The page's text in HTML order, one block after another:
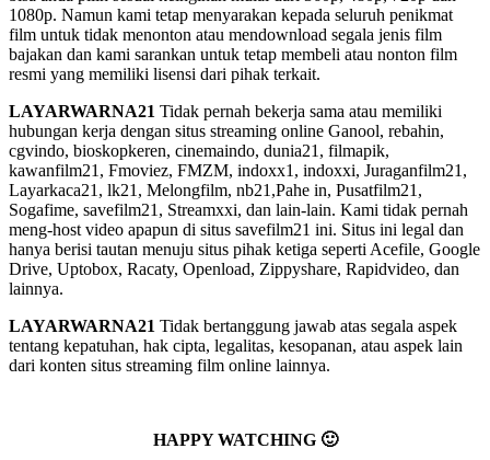
1080p. Namun kami tetap menyarakan kepada seluruh penikmat
film untuk tidak menonton atau mendownload segala jenis film
bajakan dan kami sarankan untuk tetap membeli atau nonton film
resmi yang memiliki lisensi dari pihak terkait.
LAYARWARNA21 Tidak pernah bekerja sama atau memiliki
hubungan kerja dengan situs streaming online Ganool, rebahin,
cgvindo, bioskopkeren, cinemaindo, dunia21, filmapik,
kawanfilm21, Fmoviez, FMZM, indoxx1, indoxxi, Juraganfilm21,
Layarkaca21, lk21, Melongfilm, nb21,Pahe in, Pusatfilm21,
Sogafime, savefilm21, Streamxxi, dan lain-lain. Kami tidak pernah
meng-host video apapun di situs savefilm21 ini. Situs ini legal dan
hanya berisi tautan menuju situs pihak ketiga seperti Acefile, Google
Drive, Uptobox, Racaty, Openload, Zippyshare, Rapidvideo, dan
lainnya.
LAYARWARNA21 Tidak bertanggung jawab atas segala aspek
tentang kepatuhan, hak cipta, legalitas, kesopanan, atau aspek lain
dari konten situs streaming film online lainnya.
HAPPY WATCHING 🙂